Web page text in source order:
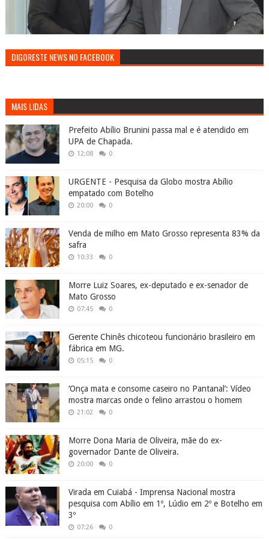
DIGORESTE NEWS NO FACEBOOK
MAIS LIDAS
Prefeito Abílio Brunini passa mal e é atendido em
UPA de Chapada.
12:08 0
URGENTE - Pesquisa da Globo mostra Abílio
empatado com Botelho
20:00 0
Venda de milho em Mato Grosso representa 83% da
safra
10:33 0
Morre Luiz Soares, ex-deputado e ex-senador de
Mato Grosso
07:45 0
Gerente Chinês chicoteou funcionário brasileiro em
fábrica em MG.
05:15 0
‘Onça mata e consome caseiro no Pantanal’: Vídeo
mostra marcas onde o felino arrastou o homem
21:02 0
Morre Dona Maria de Oliveira, mãe do ex-
governador Dante de Oliveira.
20:00 0
Virada em Cuiabá - Imprensa Nacional mostra
pesquisa com Abílio em 1º, Lúdio em 2º e Botelho em
3º
07:26 0